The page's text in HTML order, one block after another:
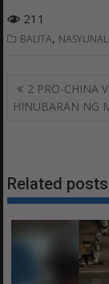
211
BALITA, NASYUNAL
Post
navigation
2 PRO-CHINA
HINUBARAN NG
Related posts